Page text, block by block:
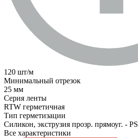
120 шт/м
Минимальный отрезок
25 мм
Серия ленты
RTW герметичная
Тип герметизации
Силикон, экструзия прозр. прямоуг. - PS
Все характеристики